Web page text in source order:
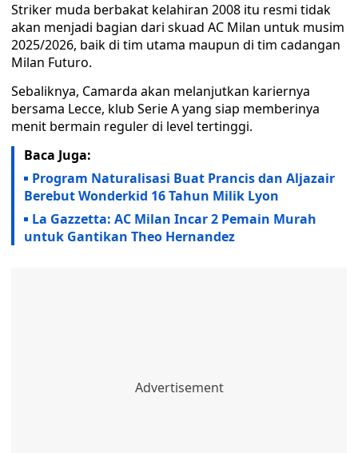
Striker muda berbakat kelahiran 2008 itu resmi tidak
akan menjadi bagian dari skuad AC Milan untuk musim
2025/2026, baik di tim utama maupun di tim cadangan
Milan Futuro.
Sebaliknya, Camarda akan melanjutkan kariernya
bersama Lecce, klub Serie A yang siap memberinya
menit bermain reguler di level tertinggi.
Baca Juga:
Program Naturalisasi Buat Prancis dan Aljazair
Berebut Wonderkid 16 Tahun Milik Lyon
La Gazzetta: AC Milan Incar 2 Pemain Murah
untuk Gantikan Theo Hernandez